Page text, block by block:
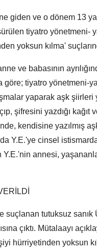
giden ve o dönem 13
tiyatro yönetmeni-
yoksun kılma'
ve babasının
göre; tiyatro yönetmeni-
yaparak aşk şiirleri
şifresini yazdığı
kendisine yazılmış
Y.E.'ye cinsel
annesi,
suçlanan tutuksuz sanık
çıktı. Mütalaayı
hürriyetinden yoksun